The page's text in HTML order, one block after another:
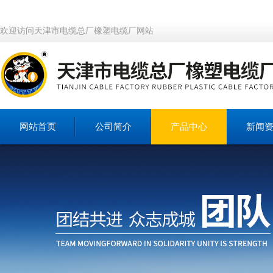
欢迎访问天津市电缆总厂橡塑电缆厂网站
网站首页 公司简介 产品中心 新闻